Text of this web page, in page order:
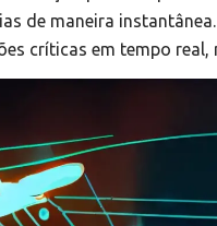
de maneira
críticas em tempo real,